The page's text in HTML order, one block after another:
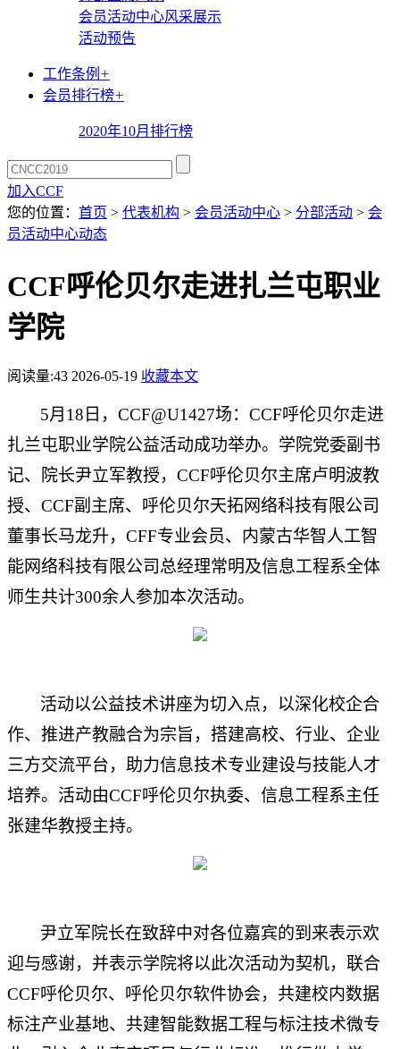
会员活动中心风采展示
活动预告
工作条例 +
会员排行榜+
2020年10月排行榜
加入CCF
您的位置： 首页 > 代表机构 > 会员活动中心 > 分部活动 > 会
员活动中心动态
CCF呼伦贝尔走进扎兰屯职业
学院
阅读量:43 2026-05-19 收藏本文
5月18日，CCF@U1427场：CCF呼伦贝尔走进
扎兰屯职业学院公益活动成功举办。学院党委副书
记、院长尹立军教授，CCF呼伦贝尔主席卢明波教
授、CCF副主席、呼伦贝尔天拓网络科技有限公司
董事长马龙升，CFF专业会员、内蒙古华智人工智
能网络科技有限公司总经理常明及信息工程系全体
师生共计300余人参加本次活动。
活动以公益技术讲座为切入点，以深化校企合
作、推进产教融合为宗旨，搭建高校、行业、企业
三方交流平台，助力信息技术专业建设与技能人才
培养。活动由CCF呼伦贝尔执委、信息工程系主任
张建华教授主持。
尹立军院长在致辞中对各位嘉宾的到来表示欢
迎与感谢，并表示学院将以此次活动为契机，联合
CCF呼伦贝尔、呼伦贝尔软件协会，共建校内数据
标注产业基地、共建智能数据工程与标注技术微专